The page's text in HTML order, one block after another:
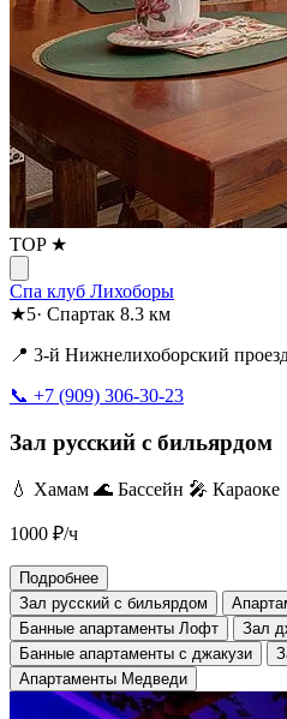
TOP ★
Спа клуб Лихоборы
★5· Спартак 8.3 км
📍 3-й Нижнелихоборский
📞 +7 (909) 306-30-23
Зал русский с бильярдом
💧 Хамам 🌊 Бассейн 🎤 Караоке
1000 ₽/ч
Подробнее
Зал русский с бильярдом
Банные апартаменты Лофт
Зал
Банные апартаменты с джакузи
Апартаменты Медведи